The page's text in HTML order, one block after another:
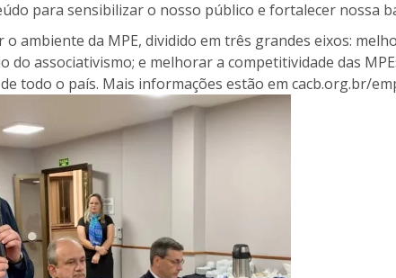
para sensibilizar o nosso público e fortalecer nossa
ambiente da MPE, dividido em três grandes eixos:
do associativismo; e melhorar a competitividade das
todo o país. Mais informações estão em cacb.org.br/